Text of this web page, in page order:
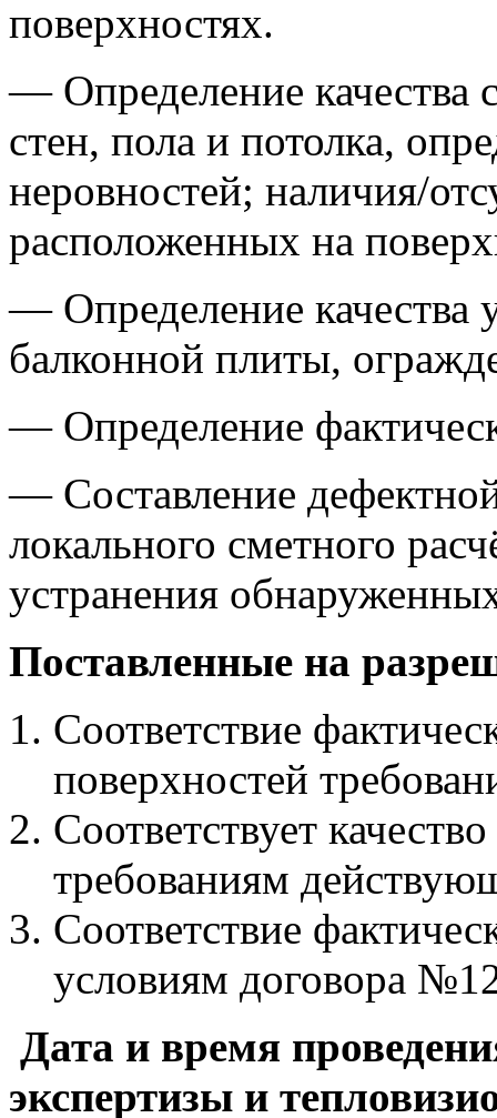
поверхностях.
— Определение качества
стен, пола и потолка,
неровностей; наличия/
расположенных на
— Определение качества
балконной плиты,
— Определение
— Составление
локального сметного
устранения
Поставленные на
Соответствие
поверхностей
Соответствует
требованиям
Соответствие
условиям договора
Дата и время
экспертизы и